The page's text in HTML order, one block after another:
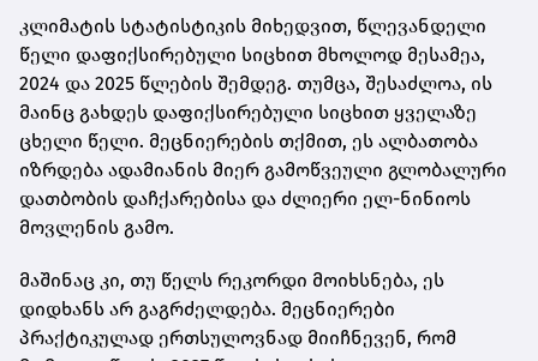
კლიმატის სტატისტიკის მიხედვით, წლევანდელი
წელი დაფიქსირებული სიცხით მხოლოდ მესამეა,
2024 და 2025 წლების შემდეგ. თუმცა, შესაძლოა, ის
მაინც გახდეს დაფიქსირებული სიცხით ყველაზე
ცხელი წელი. მეცნიერების თქმით, ეს ალბათობა
იზრდება ადამიანის მიერ გამოწვეული გლობალური
დათბობის დაჩქარებისა და ძლიერი ელ-ნინიოს
მოვლენის გამო.
მაშინაც კი, თუ წელს რეკორდი მოიხსნება, ეს
დიდხანს არ გაგრძელდება. მეცნიერები
პრაქტიკულად ერთსულოვნად მიიჩნევენ, რომ